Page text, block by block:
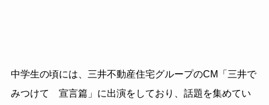
中学生の頃には、三井不動産住宅グループのCM「三井で
みつけて 宣言篇」に出演をしており、話題を集めてい